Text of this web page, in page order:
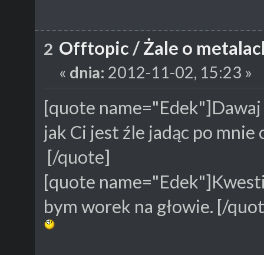
2 Offtopic /Żale o
« dnia: 2012-11-02, 15:23 »
[quote
jak Ci jest źle jadąc po
[/quote]
[quote
bym worek na głowie. [/